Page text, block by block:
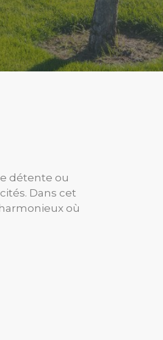
détente ou
Dans cet
où